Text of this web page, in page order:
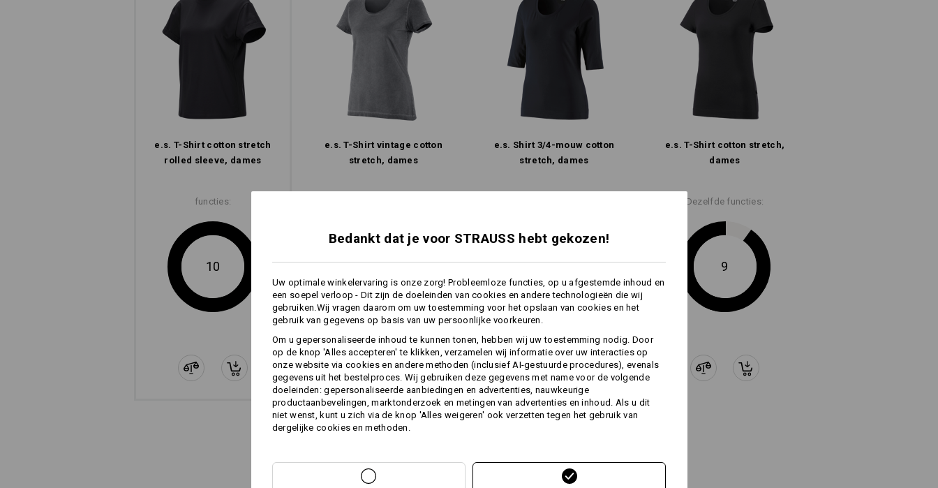
Het model op foto 1 is 173 cm lang en draagt maat XS.
Het model op foto 2 is 175 cm lang en draagt maat S.
Materiaal:
Bovenmateriaal
Katoen / 5 (ca. 180 g/m²)
Wasvoorschrift:
Machinewas 40°C
Niet bleken
Niet droog reinigen
Personalisatie:
Logoservice
e.s. T-Shirt cotton stretch
rolled sleeve, dames
functies:
10
e.s. T-Shirt vintage cotton
stretch, dames
e.s. Shirt 3/​4-mouw cotton
stretch, dames
e.s. T-Shirt cotton stretch,
dames
10
+1 andere functie
9
Dezelfde functies:
9
Bedankt dat je voor STRAUSS hebt gekozen!
Uw optimale winkelervaring is onze zorg! Probleemloze functies, op u afgestemde inhoud en
een soepel verloop - Dit zijn de doeleinden van cookies en andere technologieën die wij
gebruiken.Wij vragen daarom om uw toestemming voor het opslaan van cookies en het
gebruik van gegevens op basis van uw persoonlijke voorkeuren.
Om u gepersonaliseerde inhoud te kunnen tonen, hebben wij uw toestemming nodig. Door
op de knop 'Alles accepteren' te klikken, verzamelen wij informatie over uw interacties op
onze website via cookies en andere methoden (inclusief AI-gestuurde procedures), evenals
gegevens uit het bestelproces. Wij gebruiken deze gegevens met name voor de volgende
doeleinden: gepersonaliseerde aanbiedingen en advertenties, nauwkeurige
productaanbevelingen, marktonderzoek en metingen van advertenties en inhoud. Als u dit
niet wenst, kunt u zich via de knop 'Alles weigeren' ook verzetten tegen het gebruik van
dergelijke cookies en methoden.